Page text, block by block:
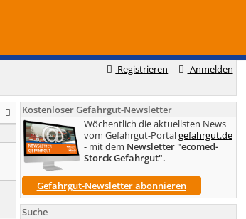
Registrieren Anmelden
Kostenloser Gefahrgut-Newsletter
Wöchentlich die aktuellsten News
vom Gefahrgut-Portalgefahrgut.de
- mit dem Newsletter "ecomed-
Storck Gefahrgut".
Gefahrgut-Newsletter abonnieren
Suche